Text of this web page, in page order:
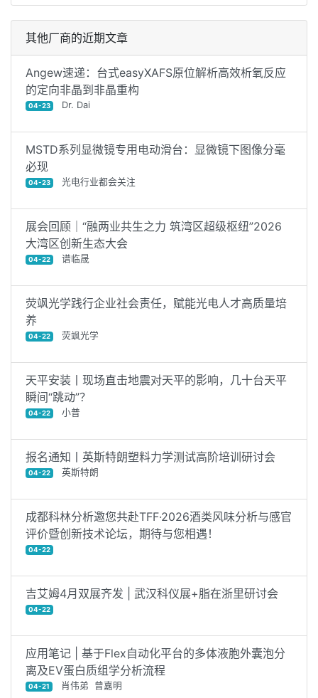
其他厂商的近期文章
Angew速递：台式easyXAFS原位解析高效析氧反应
的定向非晶到非晶重构
04-23 Dr. Dai
MSTD系列显微镜专用电动滑台：显微镜下图像分毫
必现
04-23 光电行业都会关注
展会回顾｜“融两业共生之力 筑湾区超级枢纽”2026
大湾区创新生态大会
04-22 谱临晟
荧飒光学践行企业社会责任，赋能光电人才高质量培
养
04-22 荧飒光学
天平安装丨现场直击地震对天平的影响，几十台天平
瞬间“跳动”？
04-22 小普
报名通知丨英斯特朗塑料力学测试高阶培训研讨会
04-22 英斯特朗
成都科林分析邀您共赴TFF·2026酒类风味分析与感官
评价暨创新技术论坛，期待与您相遇！
04-22
吉艾姆4月双展齐发 | 武汉科仪展+脂在浙里研讨会
04-22
应用笔记 | 基于Flex自动化平台的多体液胞外囊泡分
离及EV蛋白质组学分析流程
04-21 肖伟弟 曾嘉明